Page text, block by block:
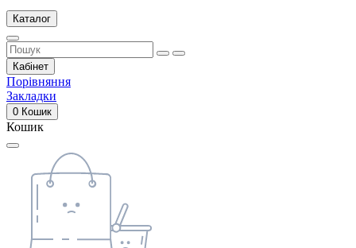
Каталог
Кабінет
Порівняння
Закладки
0 Кошик
Кошик